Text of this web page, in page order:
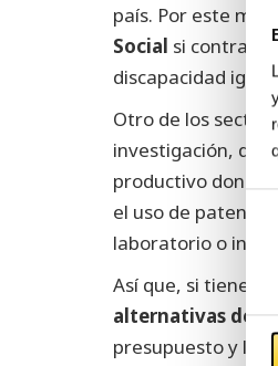
país. Por este
Social si
discapacidad igual
Otro de los
investigación,
productivo donde
el uso de
laboratorio o
Así que, si tienes
alternativas de
presupuesto y